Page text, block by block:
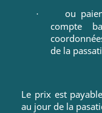
·
ou
compte
de la
Le prix est
au jour de la